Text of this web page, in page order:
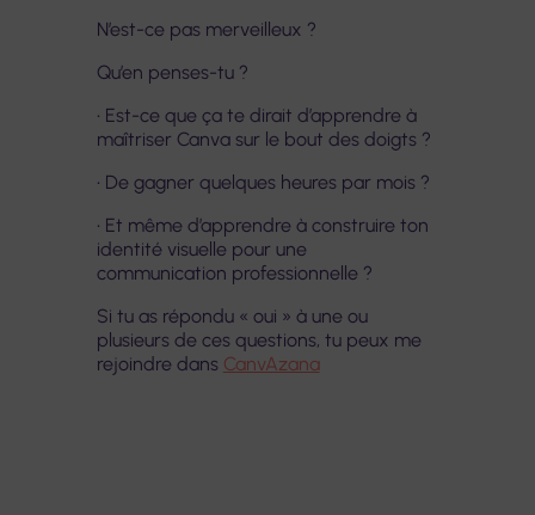
N’est-ce pas merveilleux ?
Qu’en penses-tu ?
• Est-ce que ça te dirait d’apprendre à
maîtriser Canva sur le bout des doigts ?
• De gagner quelques heures par mois ?
• Et même d’apprendre à construire ton
identité visuelle pour une
communication professionnelle ?
Si tu as répondu « oui » à une ou
plusieurs de ces questions, tu peux me
rejoindre dans CanvAzana